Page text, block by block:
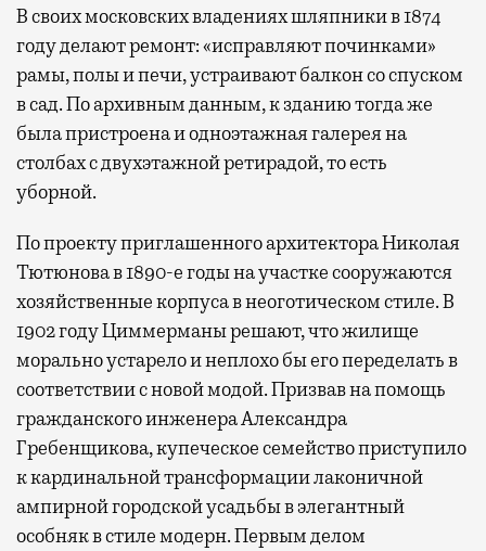
В своих московских владениях шляпники в 1874
году делают ремонт: «исправляют починками»
рамы, полы и печи, устраивают балкон со спуском
в сад. По архивным данным, к зданию тогда же
была пристроена и одноэтажная галерея на
столбах с двухэтажной ретирадой, то есть
уборной.
По проекту приглашенного архитектора Николая
Тютюнова в 1890-е годы на участке сооружаются
хозяйственные корпуса в неоготическом стиле. В
1902 году Циммерманы решают, что жилище
морально устарело и неплохо бы его переделать в
соответствии с новой модой. Призвав на помощь
гражданского инженера Александра
Гребенщикова, купеческое семейство приступило
к кардинальной трансформации лаконичной
ампирной городской усадьбы в элегантный
особняк в стиле модерн. Первым делом